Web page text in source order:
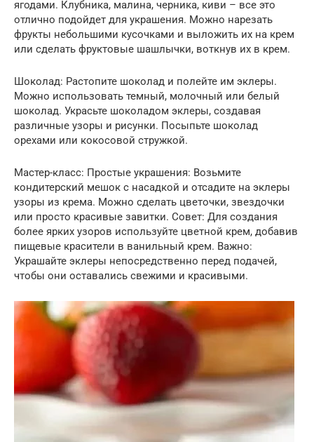
ягодами. Клубника, малина, черника, киви – все это
отлично подойдет для украшения. Можно нарезать
фрукты небольшими кусочками и выложить их на крем
или сделать фруктовые шашлычки, воткнув их в крем.
Шоколад: Растопите шоколад и полейте им эклеры.
Можно использовать темный, молочный или белый
шоколад. Украсьте шоколадом эклеры, создавая
различные узоры и рисунки. Посыпьте шоколад
орехами или кокосовой стружкой.
Мастер-класс: Простые украшения: Возьмите
кондитерский мешок с насадкой и отсадите на эклеры
узоры из крема. Можно сделать цветочки, звездочки
или просто красивые завитки. Совет: Для создания
более ярких узоров используйте цветной крем, добавив
пищевые красители в ванильный крем. Важно:
Украшайте эклеры непосредственно перед подачей,
чтобы они оставались свежими и красивыми.